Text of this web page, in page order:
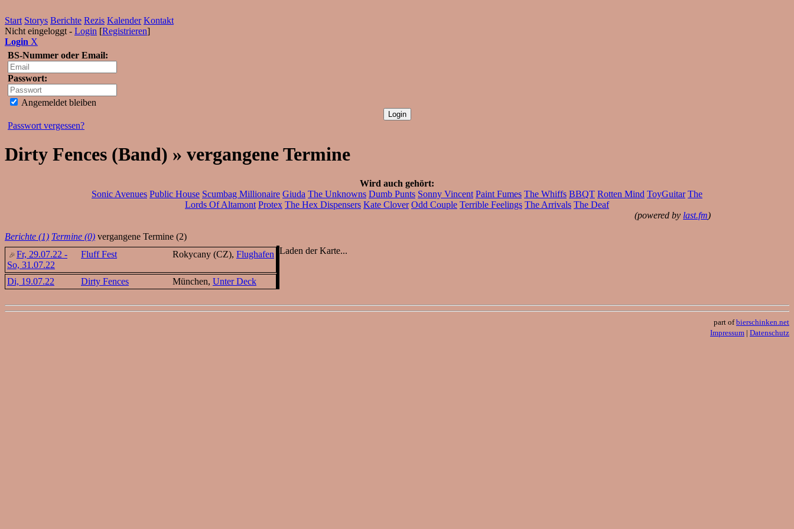
Start Storys Berichte Rezis Kalender Kontakt
Nicht eingeloggt - Login [Registrieren]
Login X
BS-Nummer oder Email:
Passwort:
Angemeldet bleiben
Passwort vergessen?
Dirty Fences (Band) » vergangene Termine
Wird auch gehört:
Sonic Avenues Public House Scumbag Millionaire Giuda The Unknowns Dumb Punts Sonny Vincent Paint Fumes The Whiffs BBQT Rotten Mind ToyGuitar The
Lords Of Altamont Protex The Hex Dispensers Kate Clover Odd Couple Terrible Feelings The Arrivals The Deaf
(powered by last.fm)
Berichte (1) Termine (0) vergangene Termine (2)
Fr, 29.07.22 -
So, 31.07.22
Fluff Fest Rokycany (CZ), Flughafen
Di, 19.07.22 Dirty Fences München, Unter Deck
Laden der Karte...
part ofbierschinken.net
Impressum | Datenschutz